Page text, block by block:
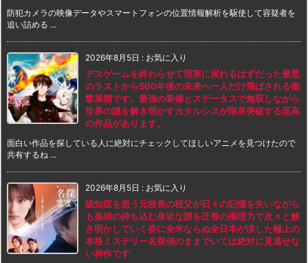
防犯カメラの映像データやスマートフォンの位置情報解析を駆使して容疑者を
追い詰める ...
2026年8月5日 : お気に入り
デスゲームを終わらせて現実に戻れるはずだった最悪
のラストから500年後の未来へ一人だけ飛ばされる衝
撃展開です。最強の装備とステータスで無双しながら
世界の謎を解き明かすカタルシスが限界突破する至高
の作品があります。
面白い作品を探している人に絶対にチェックしてほしいアニメを見つけたので
共有するね ...
2026年8月5日 : お気に入り
認知症を患う元校長の祖父が日々の記憶を失いながら
も孫娘の持ち込む身近な謎を圧巻の推理力で次々と解
き明かしていく姿に全米ならぬ全日本が涙した極上の
本格ミステリー名探偵のままでいては絶対に見逃せな
い神作です